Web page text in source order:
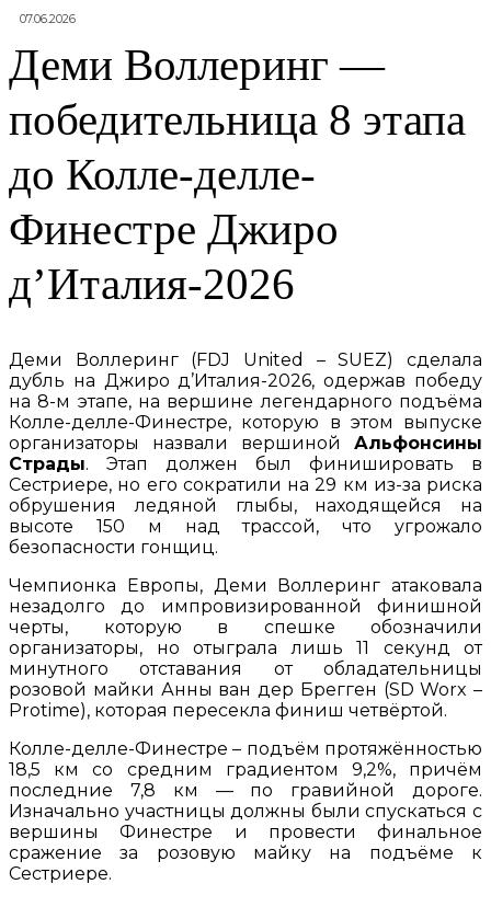
07.06.2026
Деми Воллеринг —
победительница 8 этапа
до Колле-делле-
Финестре Джиро
д’Италия-2026
Деми Воллеринг (FDJ United – SUEZ) сделала
дубль на Джиро д’Италия-2026, одержав победу
на 8-м этапе, на вершине легендарного подъёма
Колле-делле-Финестре, которую в этом выпуске
организаторы назвали вершиной Альфонсины
Страды. Этап должен был финишировать в
Сестриере, но его сократили на 29 км из-за риска
обрушения ледяной глыбы, находящейся на
высоте 150 м над трассой, что угрожало
безопасности гонщиц.
Чемпионка Европы, Деми Воллеринг атаковала
незадолго до импровизированной финишной
черты, которую в спешке обозначили
организаторы, но отыграла лишь 11 секунд от
минутного отставания от обладательницы
розовой майки Анны ван дер Брегген (SD Worx –
Protime), которая пересекла финиш четвёртой.
Колле-делле-Финестре – подъём протяжённостью
18,5 км со средним градиентом 9,2%, причём
последние 7,8 км — по гравийной дороге.
Изначально участницы должны были спускаться с
вершины Финестре и провести финальное
сражение за розовую майку на подъёме к
Сестриере.